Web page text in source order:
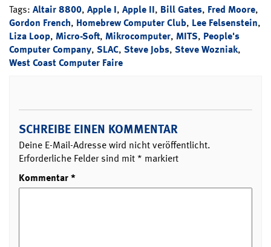
Tags: Altair 8800, Apple I, Apple II, Bill Gates, Fred Moore,
Gordon French, Homebrew Computer Club, Lee Felsenstein,
Liza Loop, Micro-Soft, Mikrocomputer, MITS, People's
Computer Company, SLAC, Steve Jobs, Steve Wozniak,
West Coast Computer Faire
SCHREIBE EINEN KOMMENTAR
Deine E-Mail-Adresse wird nicht veröffentlicht.
Erforderliche Felder sind mit * markiert
Kommentar*